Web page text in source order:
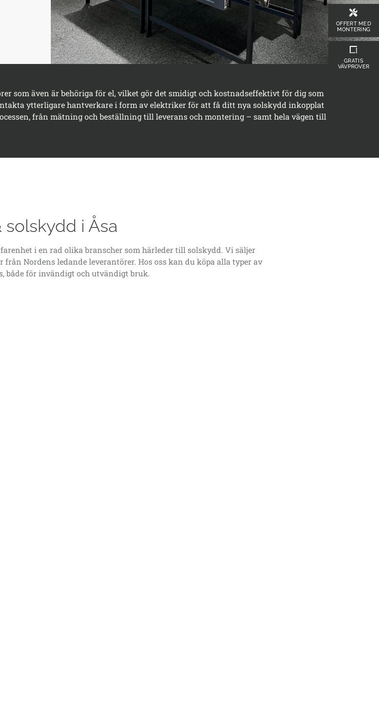
som även är behöriga för el, vilket gör det smidigt och kostnadseffektivt för dig som
ytterligare hantverkare i form av elektriker för att få ditt nya solskydd inkopplat
från mätning och beställning till leverans och montering – samt hela vägen till
solskydd i Åsa
i en rad olika branscher som härleder till solskydd. Vi säljer
Nordens ledande leverantörer. Hos oss kan du köpa alla typer av
både för invändigt och utvändigt bruk.
OFFERT MED
MONTERING
GRATIS
VÄVPROVER